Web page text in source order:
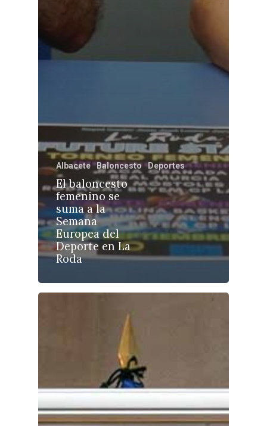
Albacete Baloncesto Deportes
El baloncesto
femenino se
suma a la
Semana
Europea del
Deporte en La
Roda
Castilla-La
Toledo
Ciudad Real
Albacete
Cuenca
Talavera
Sanidad
Economía
Educación
Deportes
Especiales
Política